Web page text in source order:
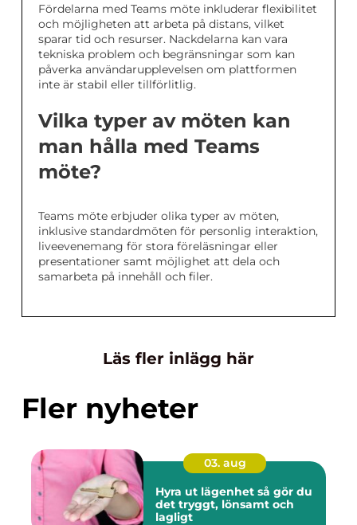
Fördelarna med Teams möte inkluderar flexibilitet
och möjligheten att arbeta på distans, vilket
sparar tid och resurser. Nackdelarna kan vara
tekniska problem och begränsningar som kan
påverka användarupplevelsen om plattformen
inte är stabil eller tillförlitlig.
Vilka typer av möten kan
man hålla med Teams
möte?
Teams möte erbjuder olika typer av möten,
inklusive standardmöten för personlig interaktion,
liveevenemang för stora föreläsningar eller
presentationer samt möjlighet att dela och
samarbeta på innehåll och filer.
Läs fler inlägg här
Fler nyheter
03. aug
Hyra ut lägenhet så gör du
det tryggt, lönsamt och
lagligt